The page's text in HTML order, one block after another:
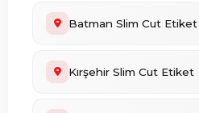
Batman Slim Cut Etiket
Kırşehir Slim Cut Etiket